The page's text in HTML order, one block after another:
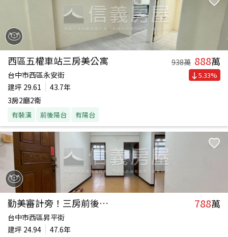
西區五權車站三房美公寓 938萬 888萬
台中市西區永安街
建坪 29.61
43.7年
3房2廳2衛
有裝潢 前後陽台 有陽台
5.33%
勤美審計旁！三房前後陽台 788萬
台中市西區昇平街
建坪 24.94
47.6年